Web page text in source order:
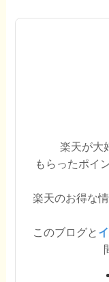
楽天が大
もらったポイ
楽天のお得な
このブログと